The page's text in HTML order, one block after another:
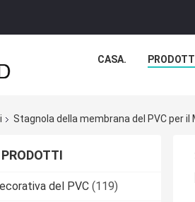
CASA. PRODOTTI
Stagnola della membrana del PVC per il
del PVC (119)